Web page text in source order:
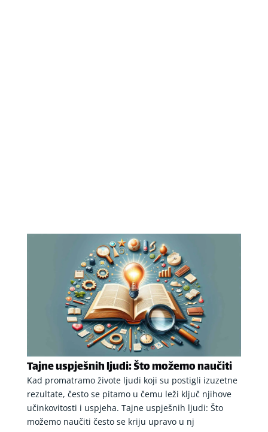
Tajne uspješnih ljudi: Što možemo naučiti​
Kad promatramo živote ljudi koji su postigli izuzetne
rezultate, često se pitamo u čemu leži ključ njihove
učinkovitosti i uspjeha. Tajne uspješnih ljudi: Što
možemo naučiti često se kriju upravo u nj